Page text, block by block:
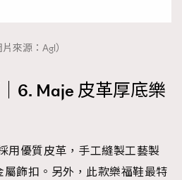
片來源：Agl）
6. Maje 皮革厚底樂
用優質皮革，手工縫製工藝製
飾扣。另外，此款樂福鞋最特